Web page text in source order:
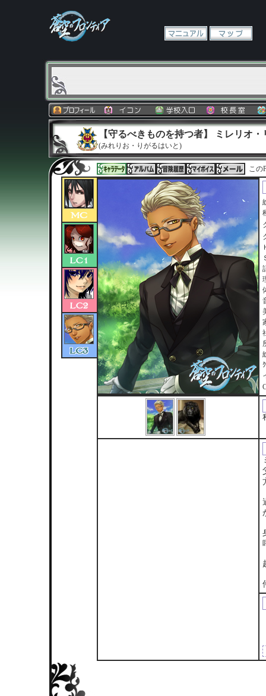
【守るべきものを持つ者】 ミレリオ
(みれりお・りがるはいと)
この